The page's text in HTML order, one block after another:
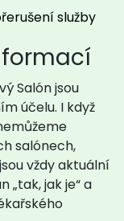
služby
Salón jsou
účelu. I když
salónech,
vždy aktuální
„tak, jak je“ a